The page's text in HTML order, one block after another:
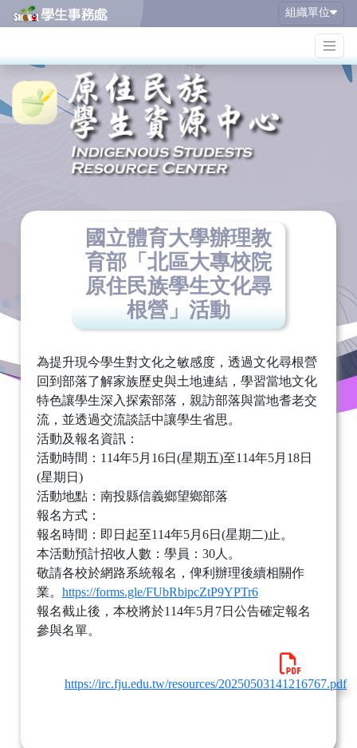
組織單位
國立體育大學辦理教
育部「北區大專校院
原住民族學生文化尋
根營」活動
為提升現今學生對文化之敏感度，透過文化尋根營
回到部落了解家族歷史與土地連結，學習當地文化
特色讓學生深入探索部落，親訪部落與當地耆老交
流，並透過交流談話中讓學生省思。
活動及報名資訊：
活動時間：114年5月16日(星期五)至114年5月18日
(星期日)
活動地點：南投縣信義鄉望鄉部落
報名方式：
報名時間：即日起至114年5月6日(星期二)止。
本活動預計招收人數：學員：30人。
敬請各校於網路系統報名，俾利辦理後續相關作
業。 https://forms.gle/FUbRbipcZtP9YPTr6
報名截止後，本校將於114年5月7日公告確定報名
參與名單。
https://irc.fju.edu.tw/resources/20250503141216767.pdf